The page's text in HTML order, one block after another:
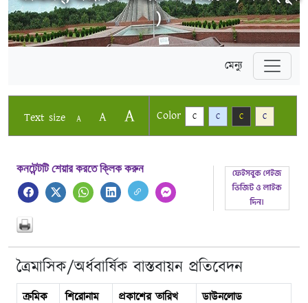
)
মেন্যু
Text size A A A Color C C C C
কনটেন্টটি শেয়ার করতে ক্লিক করুন
ত্রৈমাসিক/অর্ধবার্ষিক বাস্তবায়ন প্রতিবেদন
ক্রমিক শিরোনাম প্রকাশের তারিখ
ডাউনলোড